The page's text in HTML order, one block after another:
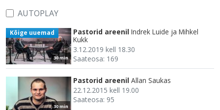
AUTOPLAY
30 min
Kõige uuemad Pastorid areenil Indrek Luide ja Mihkel
Kukk
3.12.2019 kell 18.30
Saateosa: 169
30 min
Pastorid areenil Allan Saukas
22.12.2015 kell 19.00
Saateosa: 95